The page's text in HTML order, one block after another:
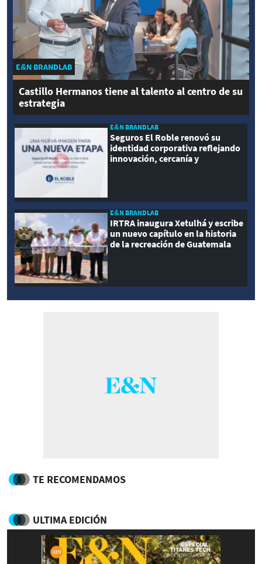
E&N BRANDLAB
Castillo Hermanos tiene al talento al centro de su
estrategia
E&N BRANDLAB
Seguros El Roble renovó su
identidad corporativa reflejando
innovación, cercanía y
E&N BRANDLAB
IRTRA inaugura Xetulhá y escribe
un nuevo capítulo en la historia
de la recreación de Guatemala
TE RECOMENDAMOS
ULTIMA EDICIÓN